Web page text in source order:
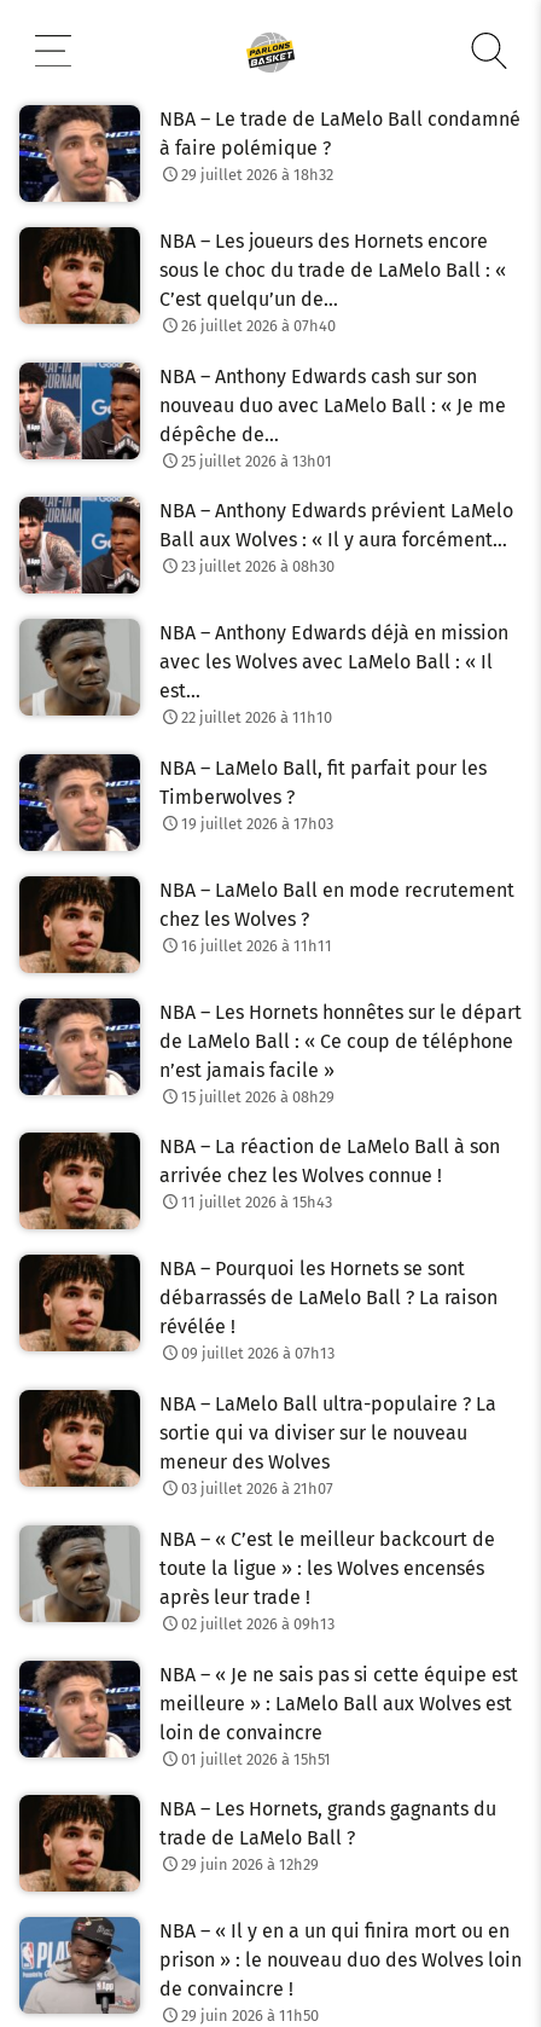
contenu
NBA – Le trade de LaMelo Ball condamné
à faire polémique ?
29 juillet 2026 à 18h32
NBA – Les joueurs des Hornets encore
sous le choc du trade de LaMelo Ball : «
C’est quelqu’un de…
26 juillet 2026 à 07h40
NBA – Anthony Edwards cash sur son
nouveau duo avec LaMelo Ball : « Je me
dépêche de…
25 juillet 2026 à 13h01
NBA – Anthony Edwards prévient LaMelo
Ball aux Wolves : « Il y aura forcément…
23 juillet 2026 à 08h30
NBA – Anthony Edwards déjà en mission
avec les Wolves avec LaMelo Ball : « Il
est…
22 juillet 2026 à 11h10
NBA – LaMelo Ball, fit parfait pour les
Timberwolves ?
19 juillet 2026 à 17h03
NBA – LaMelo Ball en mode recrutement
chez les Wolves ?
16 juillet 2026 à 11h11
NBA – Les Hornets honnêtes sur le départ
de LaMelo Ball : « Ce coup de téléphone
n’est jamais facile »
15 juillet 2026 à 08h29
NBA – La réaction de LaMelo Ball à son
arrivée chez les Wolves connue !
11 juillet 2026 à 15h43
NBA – Pourquoi les Hornets se sont
débarrassés de LaMelo Ball ? La raison
révélée !
09 juillet 2026 à 07h13
NBA – LaMelo Ball ultra-populaire ? La
sortie qui va diviser sur le nouveau
meneur des Wolves
03 juillet 2026 à 21h07
NBA – « C’est le meilleur backcourt de
toute la ligue » : les Wolves encensés
après leur trade !
02 juillet 2026 à 09h13
NBA – « Je ne sais pas si cette équipe est
meilleure » : LaMelo Ball aux Wolves est
loin de convaincre
01 juillet 2026 à 15h51
NBA – Les Hornets, grands gagnants du
trade de LaMelo Ball ?
29 juin 2026 à 12h29
NBA – « Il y en a un qui finira mort ou en
prison » : le nouveau duo des Wolves loin
de convaincre !
29 juin 2026 à 11h50